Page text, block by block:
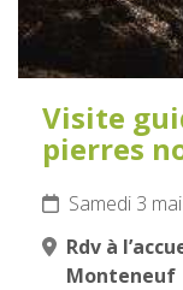
Visite
pierres
Samedi 3
Rdv à
Monteneuf